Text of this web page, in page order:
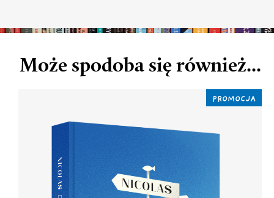
Może spodoba się również...
PROMOCJA